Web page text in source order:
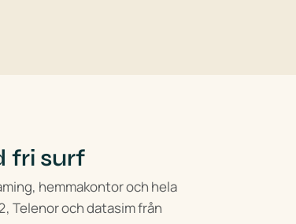
fri surf
hemmakontor och hela
Telenor och datasim från